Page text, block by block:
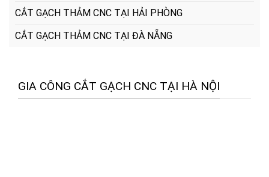
CẮT GẠCH THẢM CNC TẠI HẢI PHÒNG
CẮT GẠCH THẢM CNC TẠI ĐÀ NẴNG
GIA CÔNG CẮT GẠCH CNC TẠI HÀ NỘI